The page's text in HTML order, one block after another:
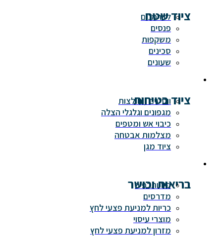
ציוד שטח
לדרמנים
פנסים
משקפות
סכינים
שעונים
ציוד בטיחות
ווסטים / חולצות
מגפונים וגלגלי הצלה
כיבוי אש ומטפים
מצלמות אבטחה
ציוד מגן
בריאות וכושר
פיזיותרפיה
מדרסים
כריות למניעת פצעי לחץ
מוצרי עיסוי
מזרון למניעת פצעי לחץ